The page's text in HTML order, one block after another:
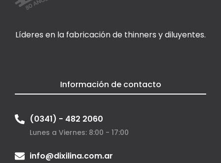
Líderes en la fabricación de thinners y diluyentes.
Información de contacto
(0341) - 482 2060
Lunes a Viernes: 8:00 - 17:00
info@dixilina.com.ar